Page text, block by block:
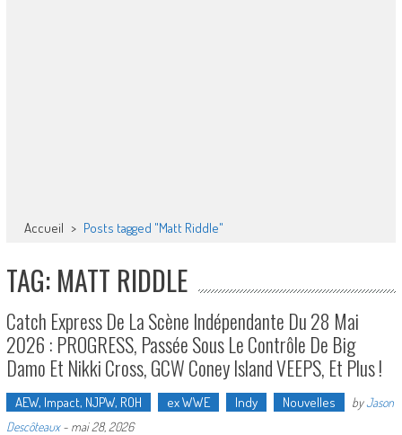
Accueil > Posts tagged "Matt Riddle"
TAG: MATT RIDDLE
Catch Express De La Scène Indépendante Du 28 Mai
2026 : PROGRESS, Passée Sous Le Contrôle De Big
Damo Et Nikki Cross, GCW Coney Island VEEPS, Et Plus !
AEW, Impact, NJPW, ROH ex WWE Indy Nouvelles byJason
Descôteaux- mai 28, 2026